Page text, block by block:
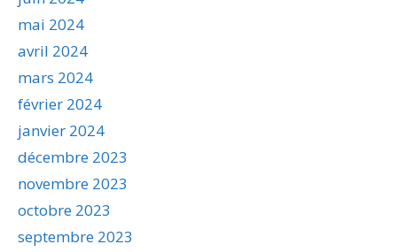
mai 2024
avril 2024
mars 2024
février 2024
janvier 2024
décembre 2023
novembre 2023
octobre 2023
septembre 2023